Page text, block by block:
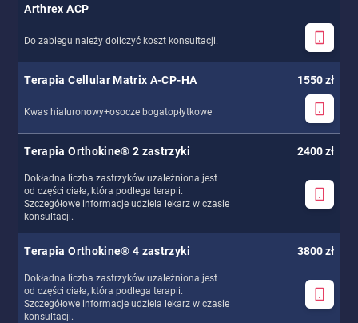
Arthrex ACP
Do zabiegu należy doliczyć koszt konsultacji.
Terapia Cellular Matrix A-CP-HA
Kwas hialuronowy+osocze bogatopłytkowe
1550 zł
Terapia Orthokine® 2 zastrzyki
Dokładna liczba zastrzyków uzależniona jest
od części ciała, która podlega terapii.
Szczegółowe informacje udziela lekarz w czasie
konsultacji.
2400 zł
Terapia Orthokine® 4 zastrzyki
Dokładna liczba zastrzyków uzależniona jest
od części ciała, która podlega terapii.
Szczegółowe informacje udziela lekarz w czasie
konsultacji.
3800 zł